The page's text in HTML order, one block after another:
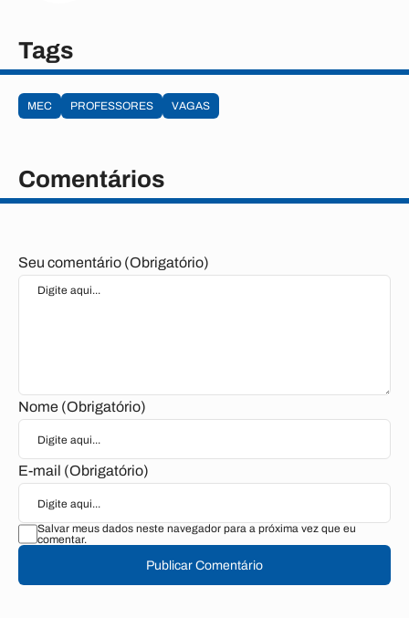
Tags
MEC PROFESSORES VAGAS
Comentários
Seu comentário (Obrigatório)
Nome (Obrigatório)
E-mail (Obrigatório)
Salvar meus dados neste navegador para a próxima vez que eu
comentar.
Publicar Comentário